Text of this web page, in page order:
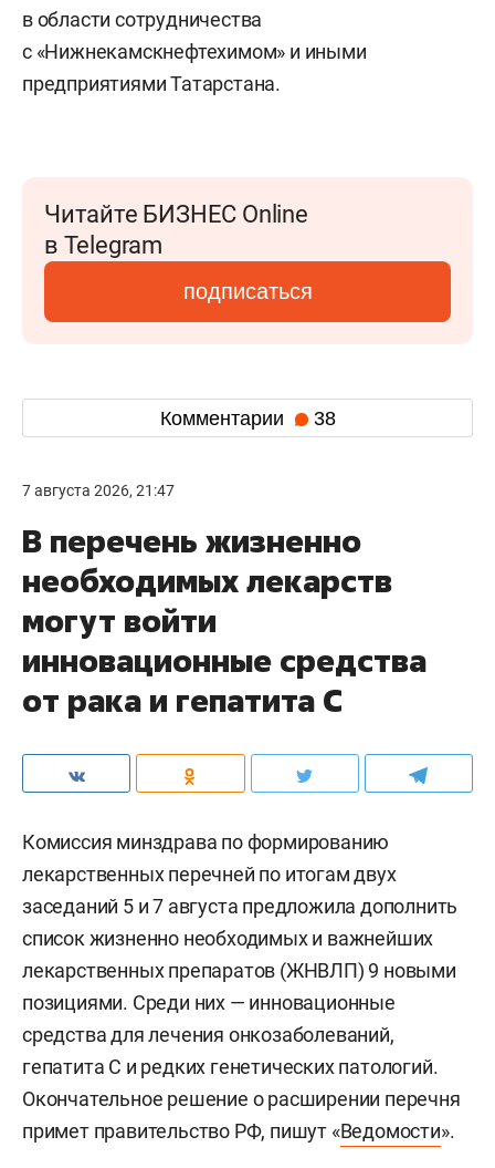
в области сотрудничества
с «Нижнекамскнефтехимом» и иными
предприятиями Татарстана.
Читайте БИЗНЕС Online
в Telegram
подписаться
Комментарии 38
7 августа 2026, 21:47
В перечень жизненно
необходимых лекарств
могут войти
инновационные средства
от рака и гепатита С
Комиссия минздрава по формированию
лекарственных перечней по итогам двух
заседаний 5 и 7 августа предложила дополнить
список жизненно необходимых и важнейших
лекарственных препаратов (ЖНВЛП) 9 новыми
позициями. Среди них — инновационные
средства для лечения онкозаболеваний,
гепатита С и редких генетических патологий.
Окончательное решение о расширении перечня
примет правительство РФ, пишут «Ведомости».